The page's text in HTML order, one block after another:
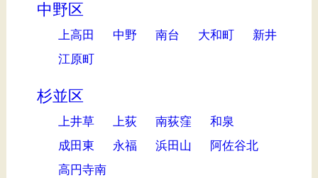
中野区
上高田 中野 南台 大和町
新井
江原町
杉並区
上井草 上荻 南荻窪
和泉
成田東
永福 浜田山
阿佐谷北
高円寺南